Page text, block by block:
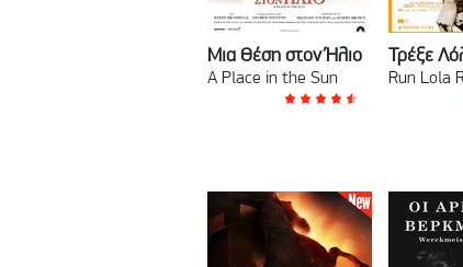
Μια Θέση στον Ήλιο
A Place in the Sun
Τρέξε
Run Lola